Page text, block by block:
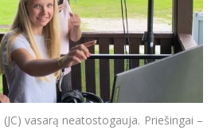
vasarą neatostogauja. Priešingai –